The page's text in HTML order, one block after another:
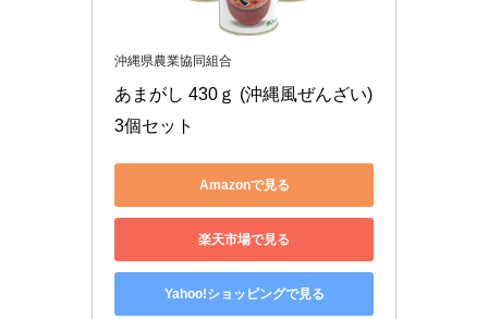
沖縄県農業協同組合
あまがし 430ｇ (沖縄風ぜんざい)
3個セット
Amazonで見る
楽天市場で見る
Yahoo!ショッピングで見る